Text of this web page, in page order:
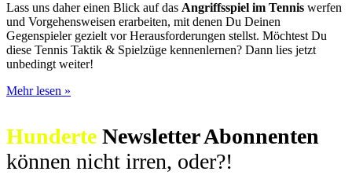
Lass uns daher einen Blick auf das Angriffsspiel im Tennis werfen
und Vorgehensweisen erarbeiten, mit denen Du Deinen
Gegenspieler gezielt vor Herausforderungen stellst. Möchtest Du
diese Tennis Taktik & Spielzüge kennenlernen? Dann lies jetzt
unbedingt weiter!
Mehr lesen »
Spielzüge
machen
Dich
Hunderte Newsletter Abonnenten
können nicht irren, oder?!